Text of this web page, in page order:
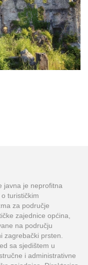
javna je neprofitna
turističkim
za područje
zajednice općina,
na području
zagrebački prsten.
sa sjedištem u
i administrativne